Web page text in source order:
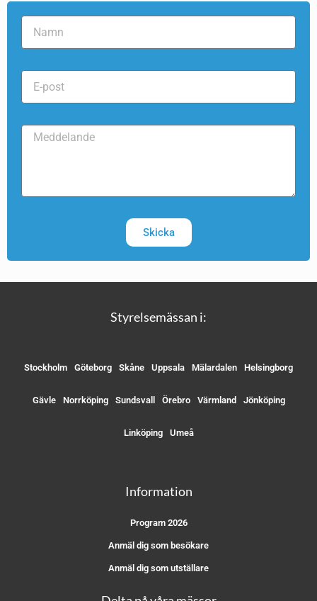
Skicka
Styrelsemässan i:
Stockholm Göteborg Skåne Uppsala Mälardalen Helsingborg
Gävle Norrköping Sundsvall Örebro Värmland Jönköping
Linköping Umeå
Information
Program 2026
Anmäl dig som besökare
Anmäl dig som utställare